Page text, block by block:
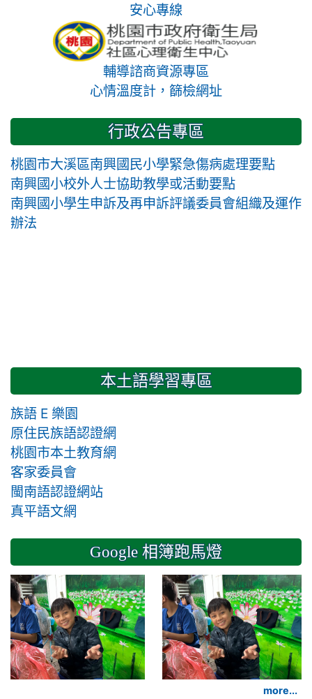
安心專線
輔導諮商資源專區
心情溫度計，篩檢網址
行政公告專區
桃園市大溪區南興國民小學緊急傷病處理要點
南興國小校外人士協助教學或活動要點
南興國小學生申訴及再申訴評議委員會組織及運作
辦法
本土語學習專區
族語 E 樂園
原住民族語認證網
桃園市本土教育網
客家委員會
閩南語認證網站
真平語文網
Google 相簿跑馬燈
2024-11-14 六年級三和
more...